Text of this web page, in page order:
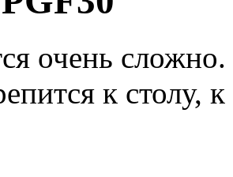
очень сложно.
к столу,